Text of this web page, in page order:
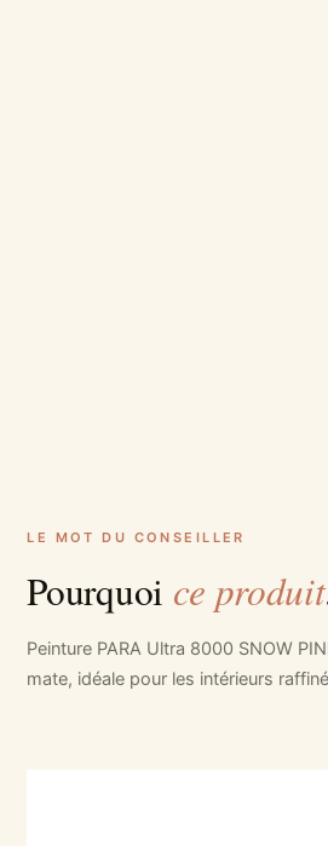
LE MOT DU CONSEILLER
Pourquoi ce produit
Peinture PARA Ultra 8000 SNOW
mate, idéale pour les intérieurs